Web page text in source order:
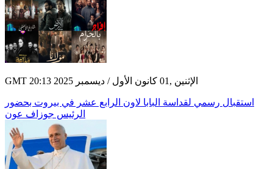
GMT 20:13 2025 الإثنين ,01 كانون الأول / ديسمبر
استقبال رسمي لقداسة البابا لاون الرابع عشر في بيروت بحضور
الرئيس جوزاف عون